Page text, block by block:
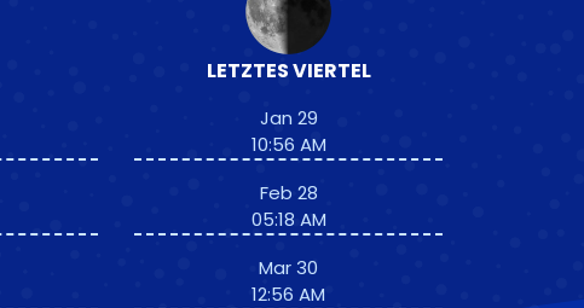
LETZTES VIERTEL
Jan 29
10:56 AM
Feb 28
05:18 AM
Mar 30
12:56 AM